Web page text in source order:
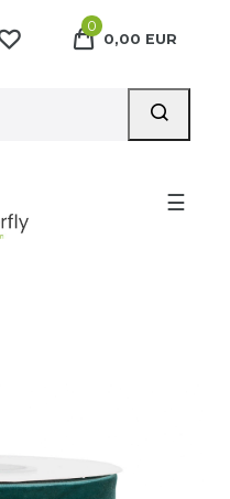
0
0,00 EUR
☰